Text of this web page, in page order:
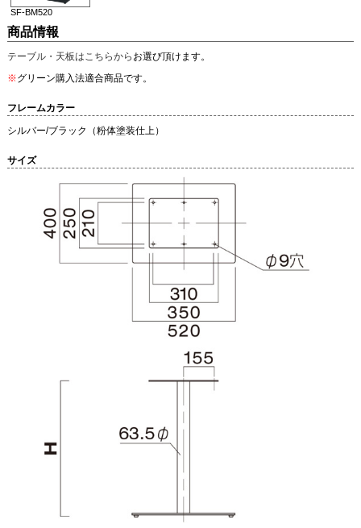
SF-BM520
商品情報
テーブル・天板はこちらから お選び頂けます。
※グリーン購入法適合商品です。
フレームカラー
シルバー/ブラック（粉体塗装仕上）
サイズ